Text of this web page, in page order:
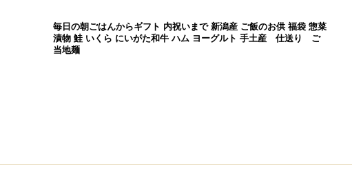
毎日の朝ごはんからギフト 内祝いまで 新潟産 ご飯のお供 福袋 惣菜
漬物 鮭 いくら にいがた和牛 ハム ヨーグルト 手土産 仕送り ご
当地麺